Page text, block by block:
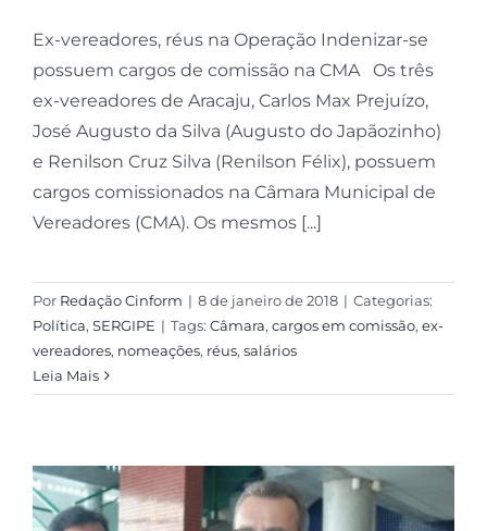
Ex-vereadores, réus na Operação Indenizar-se
possuem cargos de comissão na CMA Os três
ex-vereadores de Aracaju, Carlos Max Prejuízo,
José Augusto da Silva (Augusto do Japãozinho)
e Renilson Cruz Silva (Renilson Félix), possuem
cargos comissionados na Câmara Municipal de
Vereadores (CMA). Os mesmos [...]
Por Redação Cinform | 8 de janeiro de 2018 | Categorias:
Política, SERGIPE | Tags: Câmara, cargos em comissão, ex-
vereadores, nomeações, réus, salários
Leia Mais